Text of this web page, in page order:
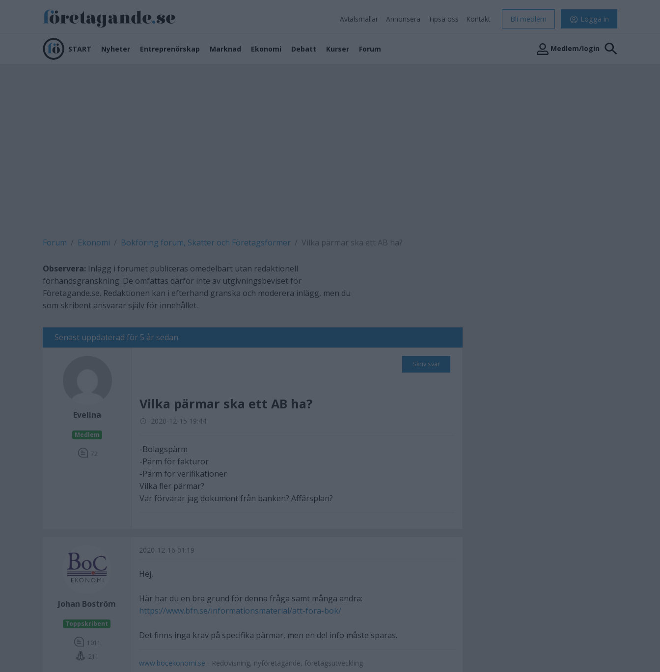
Avtalsmallar Annonsera Tipsa oss Kontakt Bli medlem Logga in
START Nyheter Entreprenörskap Marknad Ekonomi Debatt Kurser Forum Medlem/login
Forum Ekonomi Bokföring forum, Skatter och Företagsformer Vilka pärmar ska ett AB ha?
Observera: Inlägg i forumet publiceras omedelbart utan redaktionell
förhandsgranskning. De omfattas därför inte av utgivningsbeviset för
Företagande.se. Redaktionen kan i efterhand granska och moderera inlägg, men du
som skribent ansvarar själv för innehållet.
Senast uppdaterad för 5 år sedan
Evelina
Medlem
72
Skriv svar
Vilka pärmar ska ett AB ha?
2020-12-15 19:44
-Bolagspärm
-Pärm för fakturor
-Pärm för verifikationer
Vilka fler pärmar?
Var förvarar jag dokument från banken? Affärsplan?
Johan Boström
Toppskribent
1011
211
2020-12-16 01:19
Hej,
Här har du en bra grund för denna fråga samt många andra:
https://www.bfn.se/informationsmaterial/att-fora-bok/
Det finns inga krav på specifika pärmar, men en del info måste sparas.
www.bocekonomi.se - Redovisning, nyföretagande, företagsutveckling